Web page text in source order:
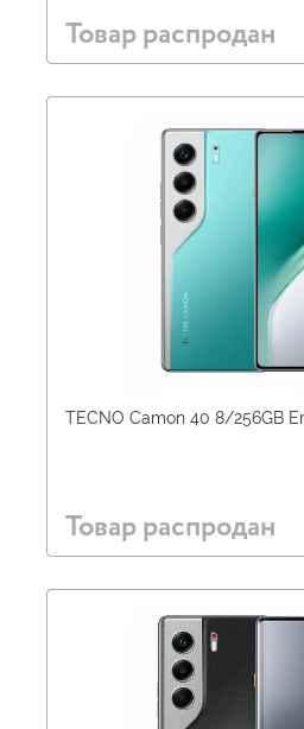
Товар распродан
TECNO Camon 40 8/256GB
Товар распродан